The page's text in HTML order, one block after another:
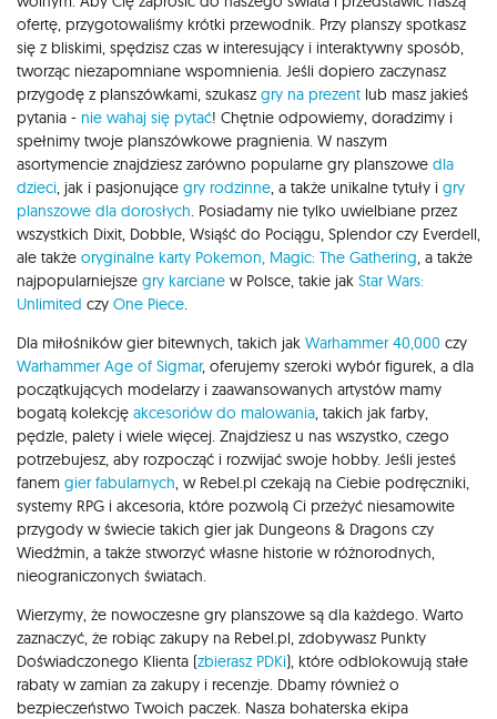
ofertę, przygotowaliśmy krótki przewodnik. Przy planszy spotkasz
się z bliskimi, spędzisz czas w interesujący i interaktywny sposób,
tworząc niezapomniane wspomnienia. Jeśli dopiero zaczynasz
przygodę z planszówkami, szukasz gry na prezent lub masz jakieś
pytania - nie wahaj się pytać! Chętnie odpowiemy, doradzimy i
spełnimy twoje planszówkowe pragnienia. W naszym
asortymencie znajdziesz zarówno popularne gry planszowe dla
dzieci, jak i pasjonujące gry rodzinne, a także unikalne tytuły i gry
planszowe dla dorosłych. Posiadamy nie tylko uwielbiane przez
wszystkich Dixit, Dobble, Wsiąść do Pociągu, Splendor czy Everdell,
ale także oryginalne karty Pokemon, Magic: The Gathering, a także
najpopularniejsze gry karciane w Polsce, takie jak Star Wars:
Unlimited czy One Piece.
Dla miłośników gier bitewnych, takich jak Warhammer 40,000 czy
Warhammer Age of Sigmar, oferujemy szeroki wybór figurek, a dla
początkujących modelarzy i zaawansowanych artystów mamy
bogatą kolekcję akcesoriów do malowania, takich jak farby,
pędzle, palety i wiele więcej. Znajdziesz u nas wszystko, czego
potrzebujesz, aby rozpocząć i rozwijać swoje hobby. Jeśli jesteś
fanem gier fabularnych, w Rebel.pl czekają na Ciebie podręczniki,
systemy RPG i akcesoria, które pozwolą Ci przeżyć niesamowite
przygody w świecie takich gier jak Dungeons & Dragons czy
Wiedźmin, a także stworzyć własne historie w różnorodnych,
nieograniczonych światach.
Wierzymy, że nowoczesne gry planszowe są dla każdego. Warto
zaznaczyć, że robiąc zakupy na Rebel.pl, zdobywasz Punkty
Doświadczonego Klienta (zbierasz PDKi), które odblokowują stałe
rabaty w zamian za zakupy i recenzje. Dbamy również o
bezpieczeństwo Twoich paczek. Nasza bohaterska ekipa